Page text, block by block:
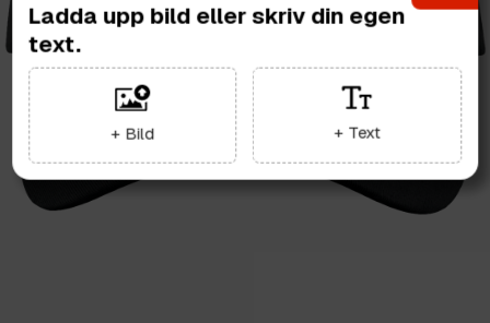
Ladda upp bild eller skriv din egen
text.
+ Bild + Text